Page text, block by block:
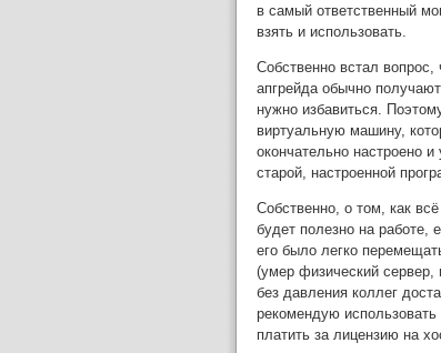
в самый ответственный
взять и использовать.
Собственно встал
апгрейда обычно
нужно избавиться.
виртуальную машину,
окончательно настроено
старой, настроенной
Собственно, о том, как
будет полезно на работе,
его было легко
(умер физический сервер,
без давления коллег
рекомендую использовать
платить за лицензию на